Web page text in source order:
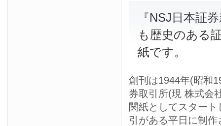
『NSJ日本証
も歴史のある
紙です。
創刊は1944年(昭和
券取引所(現 株式会
関紙としてスター
引がある平日に制